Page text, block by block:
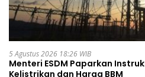
5 Agustus 2026 18:26 WIB
Menteri ESDM Paparkan
Kelistrikan dan Harga BBM